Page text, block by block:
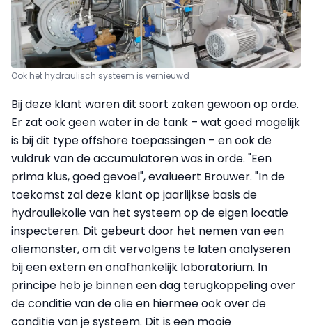
Ook het hydraulisch systeem is vernieuwd
Bij deze klant waren dit soort zaken gewoon op orde.
Er zat ook geen water in de tank – wat goed mogelijk
is bij dit type offshore toepassingen – en ook de
vuldruk van de accumulatoren was in orde. "Een
prima klus, goed gevoel", evalueert Brouwer. "In de
toekomst zal deze klant op jaarlijkse basis de
hydrauliekolie van het systeem op de eigen locatie
inspecteren. Dit gebeurt door het nemen van een
oliemonster, om dit vervolgens te laten analyseren
bij een extern en onafhankelijk laboratorium. In
principe heb je binnen een dag terugkoppeling over
de conditie van de olie en hiermee ook over de
conditie van je systeem. Dit is een mooie